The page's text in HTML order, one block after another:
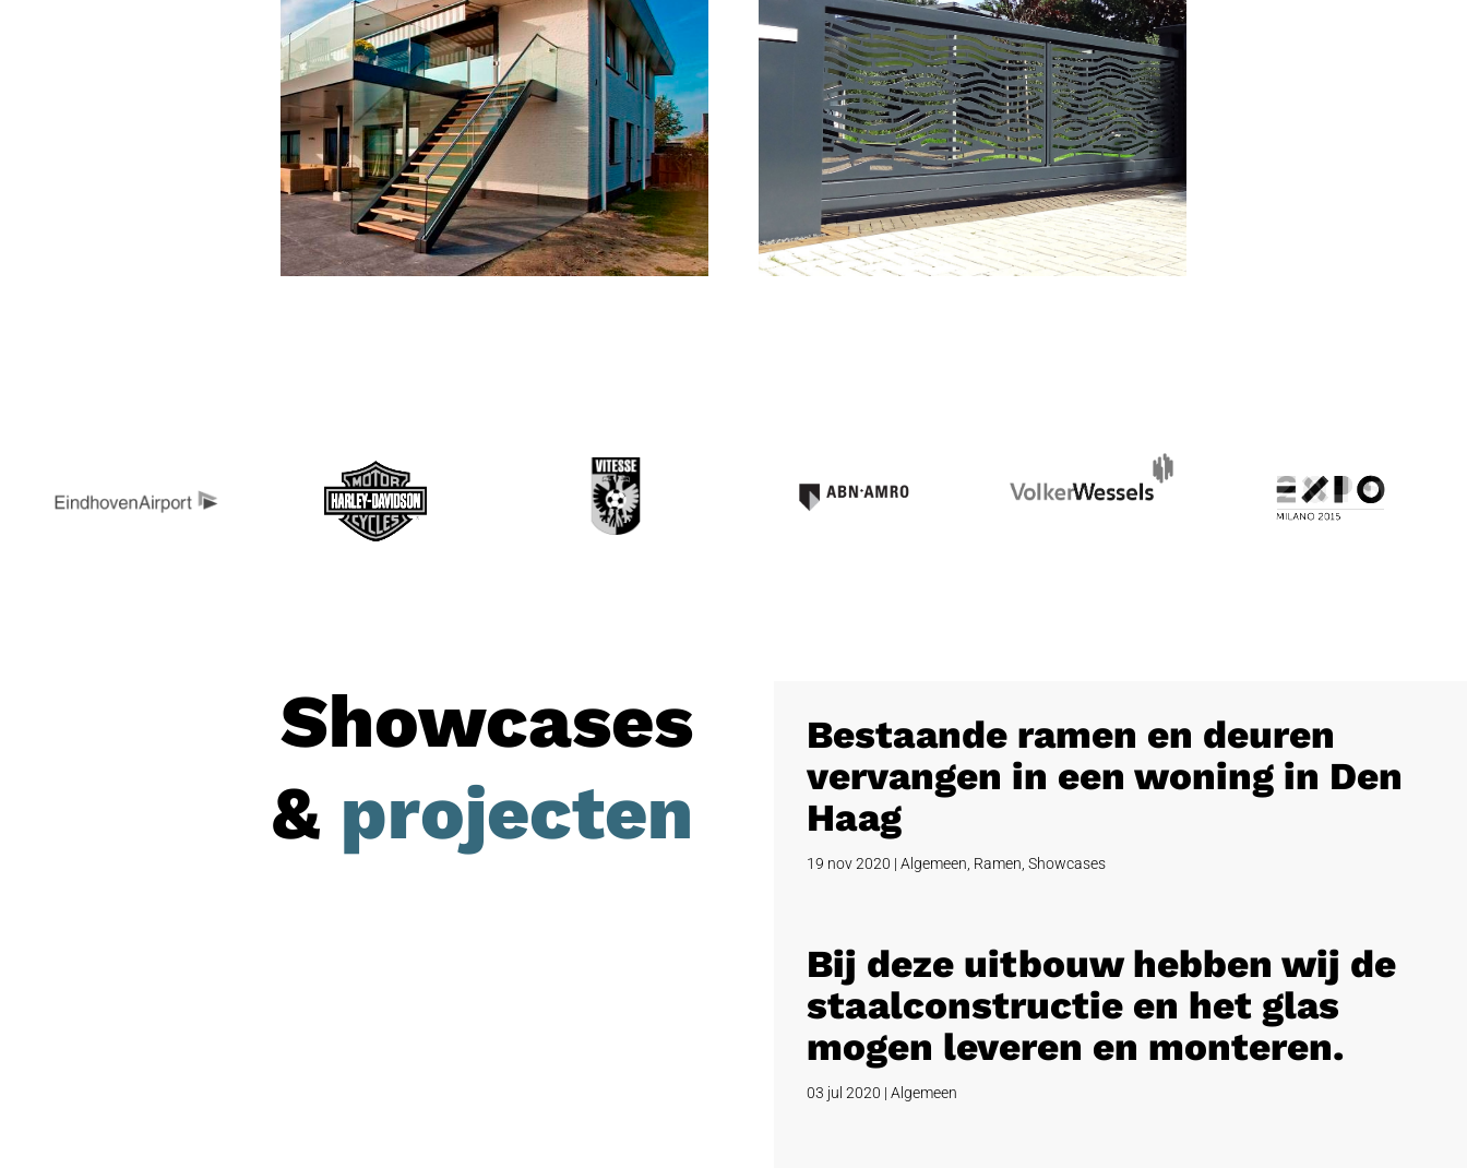
Showcases
& projecten
Bestaande ramen en deuren
vervangen in een woning in Den
Haag
19 nov 2020 | Algemeen Ramen Showcases
Bij deze uitbouw hebben wij de
staalconstructie en het glas
mogen leveren en monteren.
03 jul 2020 | Algemeen